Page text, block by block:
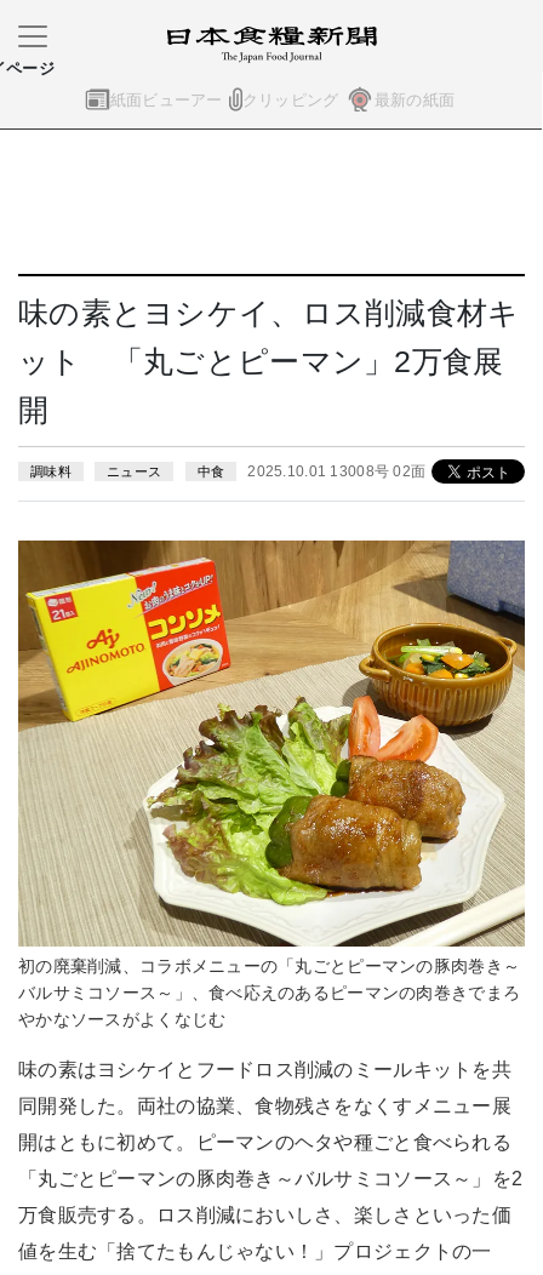
紙面ビューアー クリッピング 最新の紙面
ページ
味の素とヨシケイ、ロス削減食材キ
ット 「丸ごとピーマン」2万食展
開
調味料 ニュース 中食 2025.10.01 13008号 02面
初の廃棄削減、コラボメニューの「丸ごとピーマンの豚肉巻き～
バルサミコソース～」、食べ応えのあるピーマンの肉巻きでまろ
やかなソースがよくなじむ
味の素はヨシケイとフードロス削減のミールキットを共
同開発した。両社の協業、食物残さをなくすメニュー展
開はともに初めて。ピーマンのヘタや種ごと食べられる
「丸ごとピーマンの豚肉巻き～バルサミコソース～」を2
万食販売する。ロス削減においしさ、楽しさといった価
値を生む「捨てたもんじゃない！」プロジェクトの一